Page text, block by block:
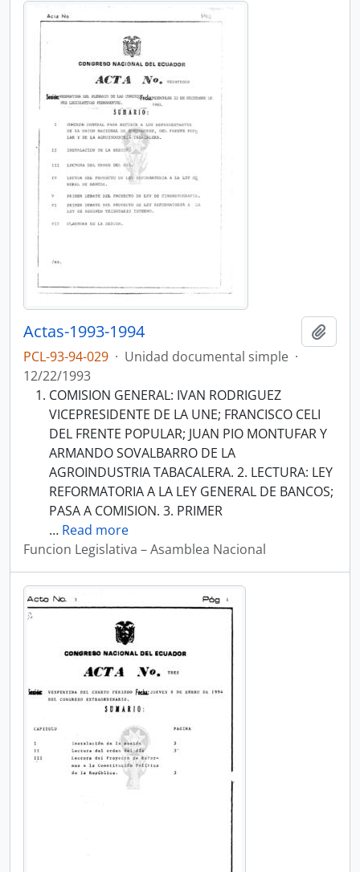
Actas-1993-1994
PCL-93-94-029 · Unidad documental simple ·
12/22/1993
COMISION GENERAL: IVAN RODRIGUEZ
VICEPRESIDENTE DE LA UNE; FRANCISCO CELI
DEL FRENTE POPULAR; JUAN PIO MONTUFAR Y
ARMANDO SOVALBARRO DE LA
AGROINDUSTRIA TABACALERA. 2. LECTURA: LEY
REFORMATORIA A LA LEY GENERAL DE BANCOS;
PASA A COMISION. 3. PRIMER
… Read more
Funcion Legislativa – Asamblea Nacional